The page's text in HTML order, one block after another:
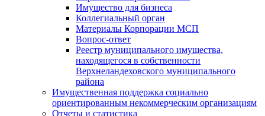
Имущество для бизнеса
Коллегиальный орган
Материалы Корпорации МСП
Вопрос-ответ
Реестр муниципального имущества,
находящегося в собственности
Верхнеландеховского муниципального
района
Имущественная поддержка социально
ориентированным некоммерческим организациям
Отчеты и статистика